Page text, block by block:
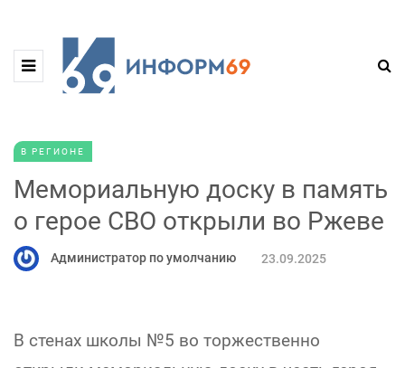
В РЕГИОНЕ
Мемориальную доску в память
о герое СВО открыли во Ржеве
Администратор по умолчанию 23.09.2025
В стенах школы №5 во торжественно